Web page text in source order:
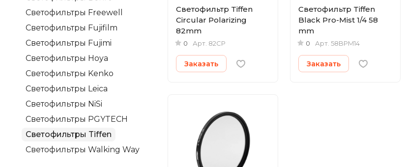
Светофильтр Tiffen
Circular Polarizing
82mm
0 Арт. 82CP
Заказать
Светофильтр Tiffen
Black Pro-Mist 1/4 58
mm
0 Арт. 58BPM14
Заказать
Светофильтры Freewell
Светофильтры Fujifilm
Светофильтры Fujimi
Светофильтры Hoya
Светофильтры Kenko
Светофильтры Leica
Светофильтры NiSi
Светофильтры PGYTECH
Светофильтры Tiffen
Светофильтры Walking Way